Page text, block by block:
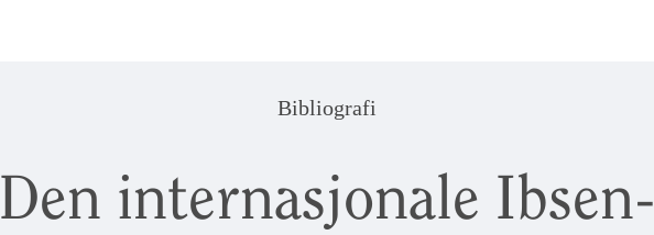
Bibliografi
Den internasjonale Ibsen-